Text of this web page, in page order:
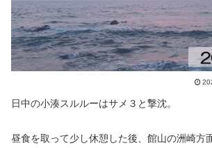
日中の小湊スルルーはサメ３と撃沈。
昼食を取って少し休憩した後、館山の洲崎方